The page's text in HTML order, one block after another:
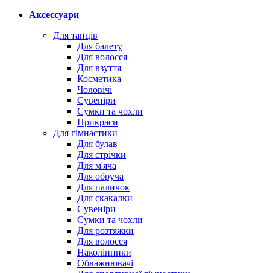
Аксессуари
Для танців
Для балету
Для волосся
Для взуття
Косметика
Чоловічі
Сувеніри
Сумки та чохли
Прикраси
Для гімнастики
Для булав
Для стрічки
Для м'яча
Для обруча
Для паличок
Для скакалки
Сувеніри
Сумки та чохли
Для розтяжки
Для волосся
Наколінники
Обважнювачі